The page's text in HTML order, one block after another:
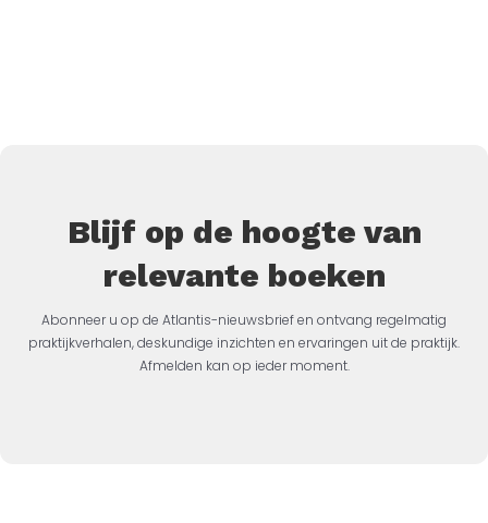
Blijf op de hoogte van
relevante boeken
Abonneer u op de Atlantis-nieuwsbrief en ontvang regelmatig
praktijkverhalen, deskundige inzichten en ervaringen uit de praktijk.
Afmelden kan op ieder moment.